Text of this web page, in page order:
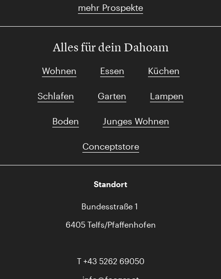
mehr Prospekte
Alles für dein Dahoam
Wohnen Essen Küchen
Schlafen Garten Lampen
Boden Junges Wohnen
Conceptstore
Standort
Bundesstraße 1
6405 Telfs/Pfaffenhofen
T +43 5262 69050